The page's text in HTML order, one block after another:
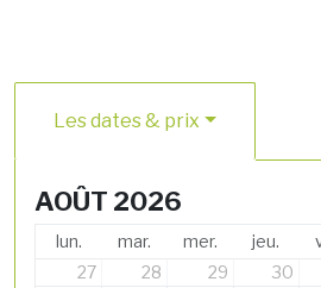
Les dates & prix
AOÛT 2026
lun. mar. mer. jeu.
27
28 29 30